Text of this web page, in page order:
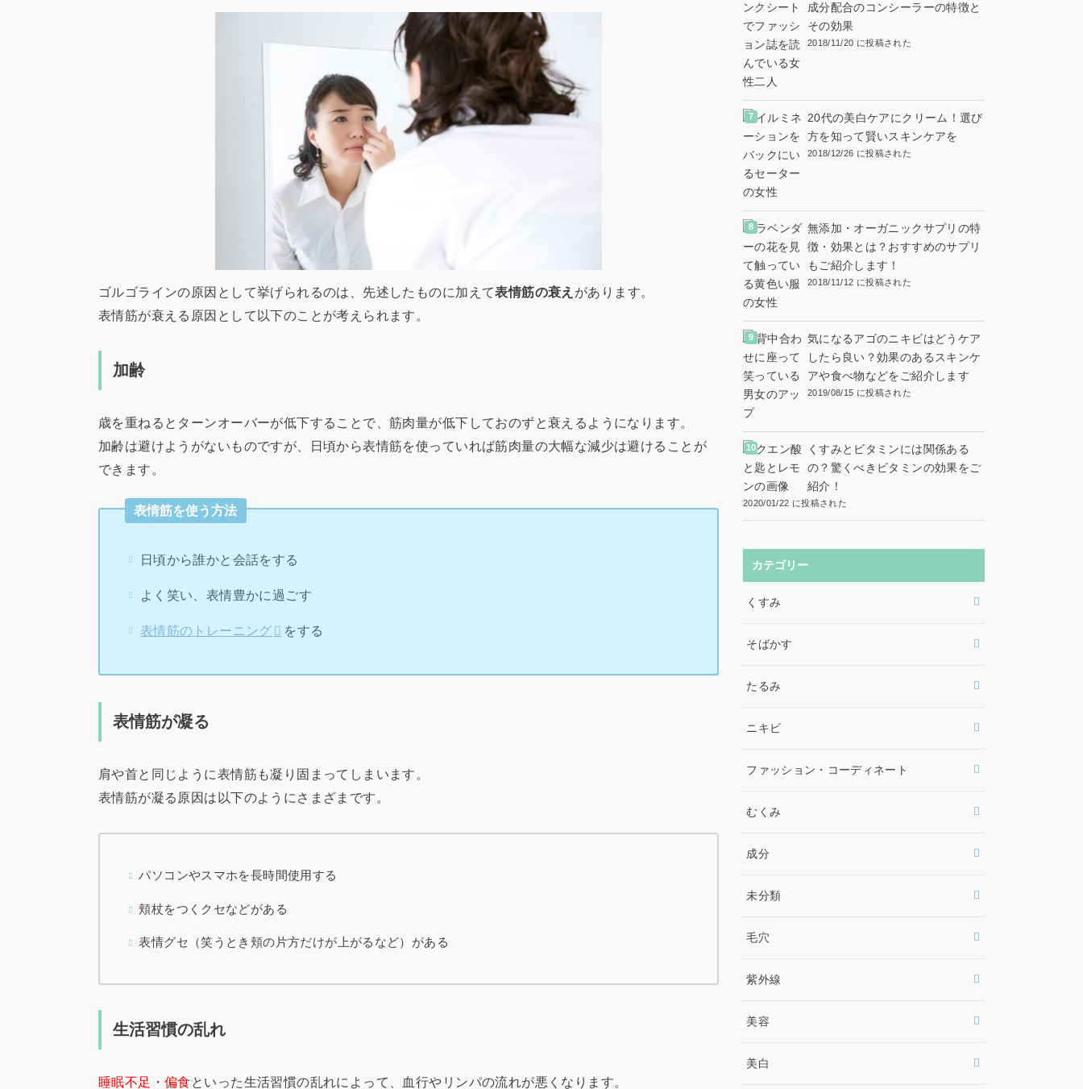
ゴルゴラインの原因として挙げられるのは、先述したものに加えて表情筋の衰え があります。
表情筋が衰える原因として以下のことが考えられます。
加齢
歳を重ねるとターンオーバーが低下することで、筋肉量が低下しておのずと衰えるようになります。
加齢は避けようがないものですが、日頃から表情筋を使っていれば筋肉量の大幅な減少は避けることが
できます。
表情筋を使う方法
日頃から誰かと会話をする
よく笑い、表情豊かに過ごす
表情筋のトレーニング をする
表情筋が凝る
肩や首と同じように表情筋も凝り固まってしまいます。
表情筋が凝る原因は以下のようにさまざまです。
パソコンやスマホを長時間使用する
頬杖をつくクセなどがある
表情グセ（笑うとき頬の片方だけが上がるなど）がある
生活習慣の乱れ
睡眠不足 ・偏食 といった生活習慣の乱れによって、血行やリンパの流れが悪くなります。
成分配合のコンシーラーの特徴と
その効果
2018/11/20 に投稿された
20代の美白ケアにクリーム！選び
方を知って賢いスキンケアを
2018/12/26 に投稿された
無添加・オーガニックサプリの特
徴・効果とは？おすすめのサプリ
もご紹介します！
2018/11/12 に投稿された
気になるアゴのニキビはどうケア
したら良い？効果のあるスキンケ
アや食べ物などをご紹介します
2019/08/15 に投稿された
くすみとビタミンには関係ある
の？驚くべきビタミンの効果をご
紹介！
2020/01/22 に投稿された
カテゴリー
くすみ
そばかす
たるみ
ニキビ
ファッション・コーディネート
むくみ
成分
未分類
毛穴
紫外線
美容
美白